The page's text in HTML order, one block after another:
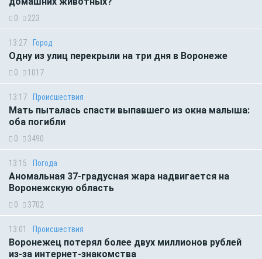
0 223
13:27 Город
Одну из улиц перекрыли на три дня в Воронеже
0 1017
13:17 Происшествия
Мать пыталась спасти выпавшего из окна малыша:
оба погибли
0 3490
13:15 Погода
Аномальная 37-градусная жара надвигается на
Воронежскую область
0 3702
13:01 Происшествия
Воронежец потерял более двух миллионов рублей
из-за интернет-знакомства